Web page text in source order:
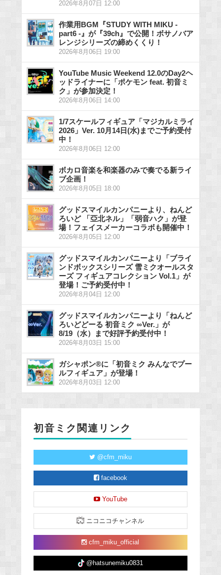
2026年8月07日 12:00
作業用BGM『STUDY WITH MIKU -
part6 -』が『39ch』で公開！ボサノバア
レンジシリーズの締めくくり！
2026年8月06日 19:00
YouTube Music Weekend 12.0のDay2ヘ
ッドライナーに「ポケモン feat. 初音ミ
ク」が参加決定！
2026年8月06日 14:00
1/7スケールフィギュア「マジカルミライ
2026」Ver. 10月14日(水)までご予約受付
中！
2026年8月06日 12:00
ボカロ音楽を和楽器のみで奏でる新ライ
ブ企画！
2026年8月05日 18:00
グッドスマイルカンパニーより、ねんど
ろいど 「亞北ネル」「弱音ハク」が登
場！フェイスメーカーコラボも開催中！
2026年8月05日 12:00
グッドスマイルカンパニーより「ブライ
ンドボックスシリーズ 雪ミクオールスタ
ーズ フィギュアコレクション Vol.1」が
登場！ご予約受付中！
2026年8月04日 12:00
グッドスマイルカンパニーより「ねんど
ろいどどーる 初音ミク ∞Ver.」が
8/19（水）まで好評予約受付中！
2026年8月03日 15:00
ガシャポン®に「初音ミク みんなでプー
ルフィギュア」が登場！
2026年8月03日 12:00
初音ミク関連リンク
@cfm_miku
facebook
YouTube
ニコニコチャンネル
cfm_miku_official
@hatsunemiku0831